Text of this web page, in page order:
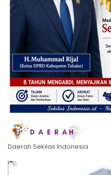
Daerah Sekilas Indonesia